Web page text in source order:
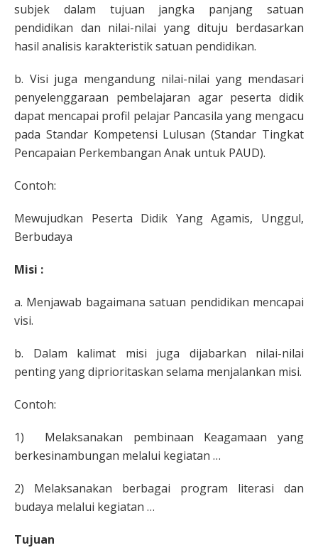
subjek dalam tujuan jangka panjang satuan
pendidikan dan nilai-nilai yang dituju berdasarkan
hasil analisis karakteristik satuan pendidikan.
b. Visi juga mengandung nilai-nilai yang mendasari
penyelenggaraan pembelajaran agar peserta didik
dapat mencapai profil pelajar Pancasila yang mengacu
pada Standar Kompetensi Lulusan (Standar Tingkat
Pencapaian Perkembangan Anak untuk PAUD).
Contoh:
Mewujudkan Peserta Didik Yang Agamis, Unggul,
Berbudaya
Misi :
a. Menjawab bagaimana satuan pendidikan mencapai
visi.
b. Dalam kalimat misi juga dijabarkan nilai-nilai
penting yang diprioritaskan selama menjalankan misi.
Contoh:
1) Melaksanakan pembinaan Keagamaan yang
berkesinambungan melalui kegiatan …
2) Melaksanakan berbagai program literasi dan
budaya melalui kegiatan …
Tujuan